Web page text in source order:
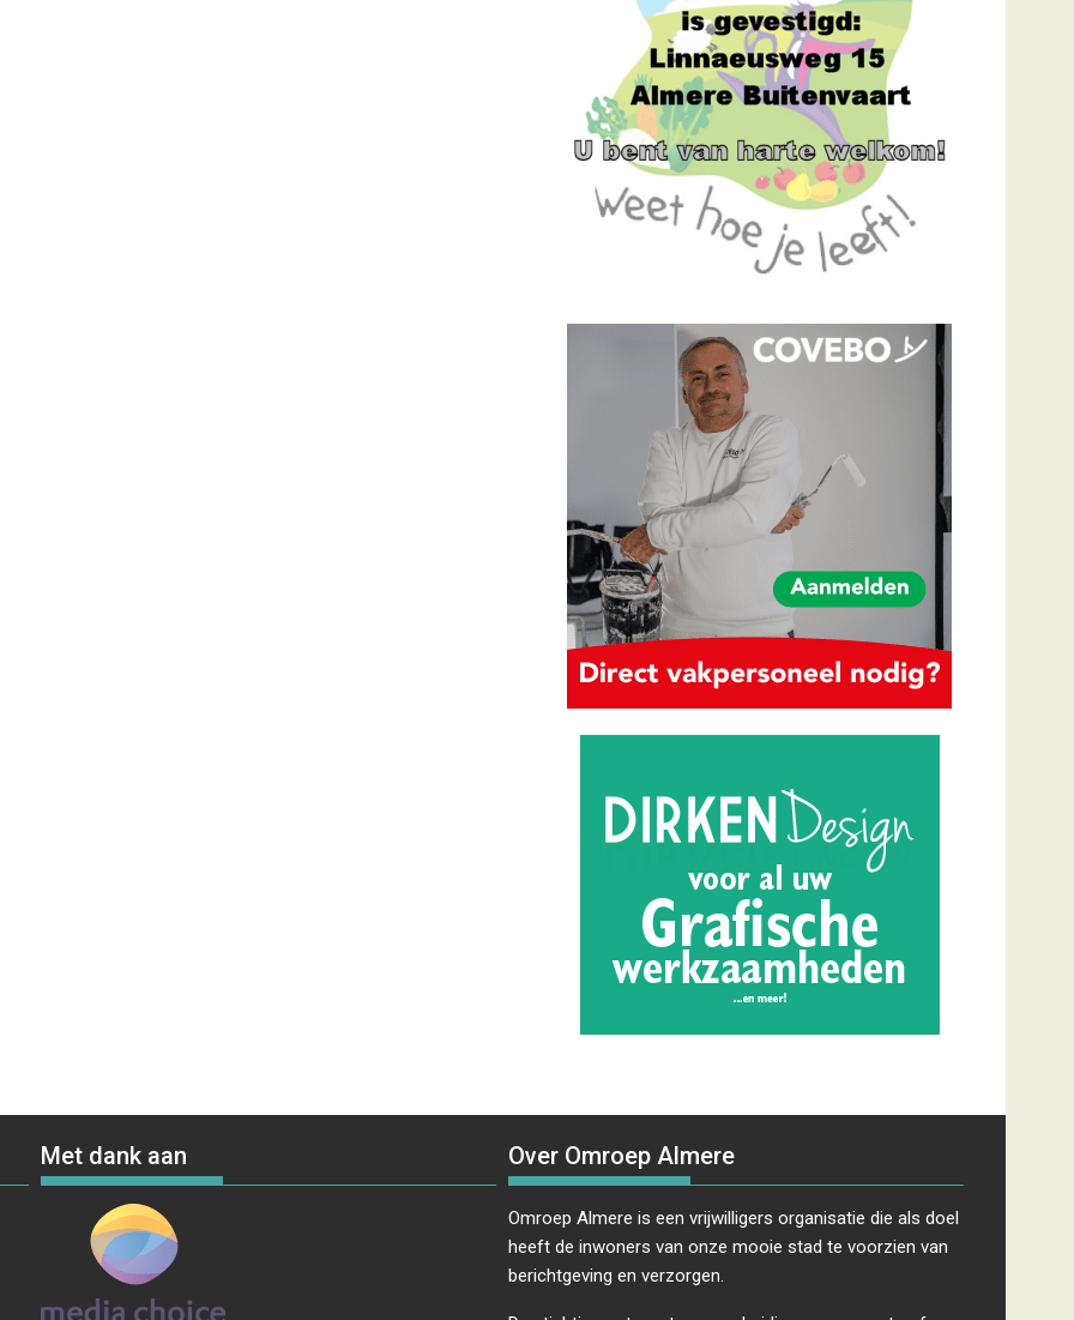
Met dank aan Over Omroep Almere
Omroep Almere is een vrijwilligers organisatie die als doel
heeft de inwoners van onze mooie stad te voorzien van
berichtgeving en verzorgen.